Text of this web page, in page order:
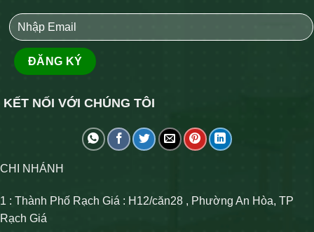
KẾT NỐI VỚI CHÚNG TÔI
CHI NHÁNH
1 : Thành Phố Rạch Giá : H12/căn28 , Phường An Hòa, TP
Rạch Giá